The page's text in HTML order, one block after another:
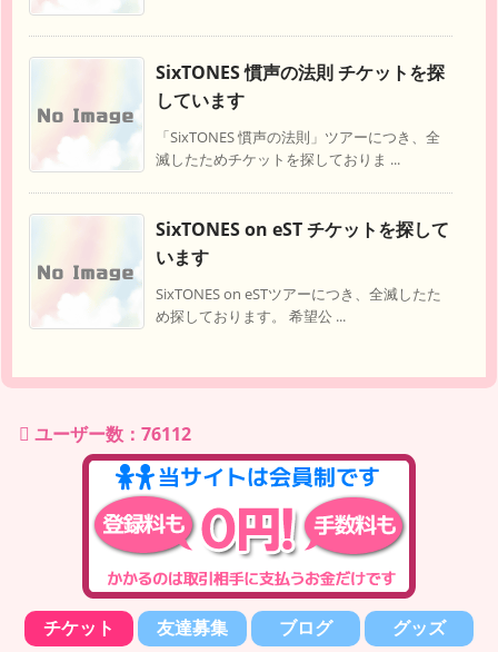
SixTONES 慣声の法則 チケットを探
しています
「SixTONES 慣声の法則」ツアーにつき、全
滅したためチケットを探しておりま ...
SixTONES on eST チケットを探して
います
SixTONES on eSTツアーにつき、全滅したた
め探しております。 希望公 ...
ユーザー数：76112
チケット 友達募集 ブログ グッズ